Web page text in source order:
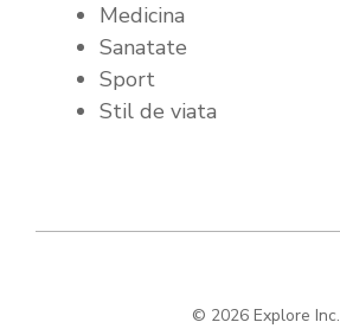
Medicina
Sanatate
Sport
Stil de viata
© 2026 Explore Inc.